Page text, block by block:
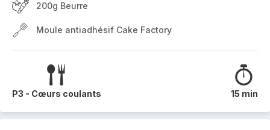
200g Beurre
Moule antiadhésif Cake Factory
P3 - Cœurs coulants 15 min